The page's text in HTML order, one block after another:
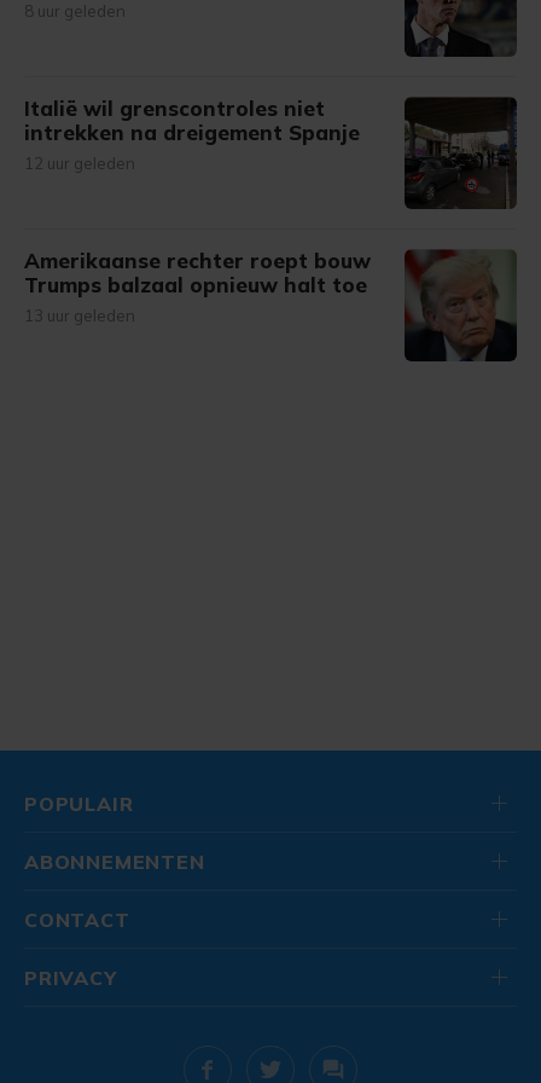
8 uur geleden
Italië wil grenscontroles niet
intrekken na dreigement Spanje
12 uur geleden
Amerikaanse rechter roept bouw
Trumps balzaal opnieuw halt toe
13 uur geleden
POPULAIR
ABONNEMENTEN
CONTACT
PRIVACY